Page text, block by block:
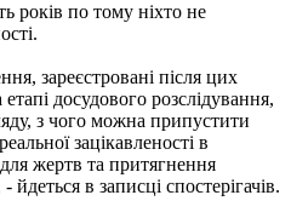
років по тому ніхто не
зареєстровані після цих
досудового розслідування,
з чого можна припустити
зацікавленості в
жертв та притягнення
в записці спостерігачів.